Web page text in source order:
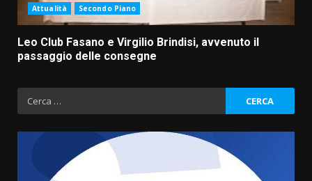
Attualità Secondo Piano
Leo Club Fasano e Virgilio Brindisi, avvenuto il
passaggio delle consegne
Ricerca
per:
Savelletri in festa, domani sera
grande spettacolo con Uccio De